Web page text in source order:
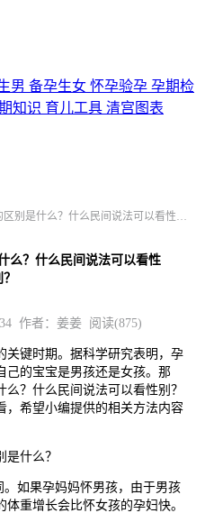
男 备孕生女 怀孕验孕 孕期检
知识 育儿工具 清宫图表
别是什么？什么民间说法可以看性别？
么？什么民间说法可以看性
作者：姜姜 阅读(875)
键时期。据科学研究表明，孕
己的宝宝是男孩还是女孩。那
？什么民间说法可以看性别？
，希望小编提供的相关方法内容
什么？
如果孕妈妈怀男孩，由于男孩
重增长会比怀女孩的孕妇快。